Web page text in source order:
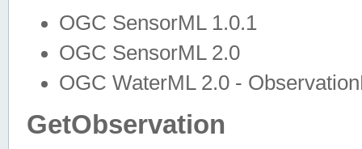
OGC SensorML 1.0.1
OGC SensorML 2.0
OGC WaterML 2.0 -
GetObservation